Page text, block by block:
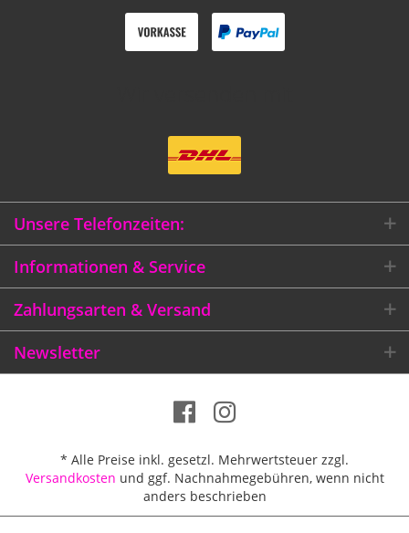
Unsere Telefonzeiten:
Informationen & Service
Zahlungsarten & Versand
Newsletter
* Alle Preise inkl. gesetzl. Mehrwertsteuer zzgl.
Versandkosten und ggf. Nachnahmegebühren, wenn nicht
anders beschrieben